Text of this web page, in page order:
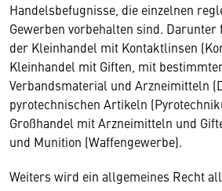
Handelsbefugnisse, die einzelnen
Gewerben vorbehalten sind.
der Kleinhandel mit Kontaktlinsen
Kleinhandel mit Giften, mit
Verbandsmaterial und Arzneimitteln
pyrotechnischen Artikeln
Großhandel mit Arzneimitteln und
und Munition (Waffengewerbe).
Weiters wird ein allgemeines Recht